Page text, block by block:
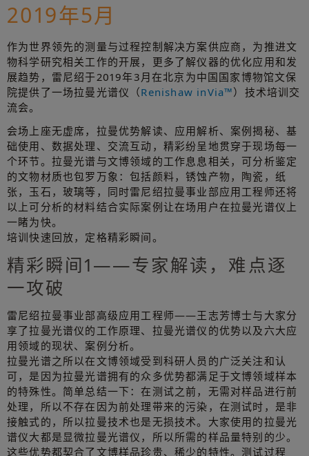
2019年5月
作为世界领先的测量与过程控制解决方案供应商，为推进文
物科学研究相关工作的开展，更多了解仪器的优化应用和发
展趋势，雷尼绍于2019年3月在北京为中国国家博物馆文保
院提供了一场拉曼光谱仪（Renishaw inVia™）技术培训交
流会。
会场上座无虚席，拉曼优势解读、应用解析、案例揭秘、基
础使用、数据处理、交流互动，精彩纷呈地贯穿于现场每一
个环节。拉曼光谱与文博领域的工作息息相关，可分析鉴定
的文物材质也包罗万象：包括颜料，锈蚀产物，陶瓷，纸
张，玉石，玻璃等，同时雷尼绍拉曼事业部应用工程师还将
以上可分析的材料结合实际案例让在场用户在拉曼光谱仪上
一睹为快。
培训快速回放，定格精彩瞬间。
精彩瞬间1——专家解读，难点逐
一攻破
雷尼绍拉曼事业部高级应用工程师——王志芳博士与大家分
享了拉曼光谱仪的工作原理、拉曼光谱仪的优势以及六大应
用领域的现状、案例分析。
拉曼光谱之所以在文博领域受到科研人员的广泛关注和认
可，是因为拉曼光谱拥有的众多优势都满足于文博领域样本
的特殊性。简单总结一下：在测试之前，无需对样品进行前
处理，所以不存在因为前处理带来的污染，在测试时，是非
接触式的，所以拉曼技术也是无损技术。大家使用的拉曼光
谱仪大都是显微拉曼光谱仪，所以所需的样品量特别的少。
这些优势都契合了文博样品珍贵、稀少的特性。测试过程